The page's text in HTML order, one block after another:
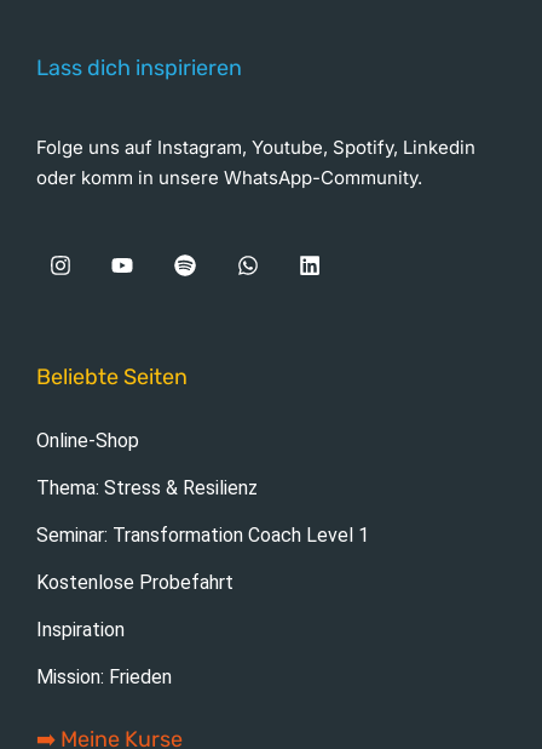
Lass dich inspirieren
Folge uns auf Instagram, Youtube, Spotify, Linkedin
oder komm in unsere WhatsApp-Community.
Beliebte Seiten
Online-Shop
Thema: Stress & Resilienz
Seminar: Transformation Coach Level 1
Kostenlose Probefahrt
Inspiration
Mission: Frieden
➡️ Meine Kurse